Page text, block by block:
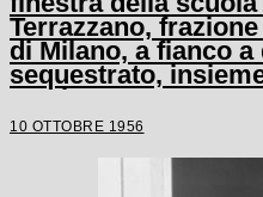
Terrazzano,
di Milano, a fianco
sequestrato,
un'altra maestra,
10 OTTOBRE 1956